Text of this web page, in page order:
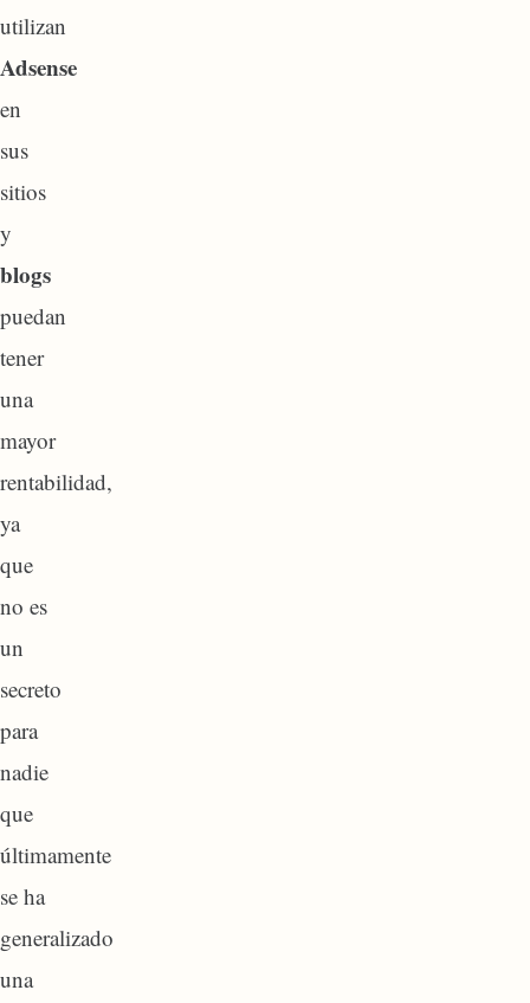
utilizan
Adsense
en
sus
sitios
y
blogs
puedan
tener
una
mayor
rentabilidad,
ya
que
no es
un
secreto
para
nadie
que
últimamente
se ha
generalizado
una